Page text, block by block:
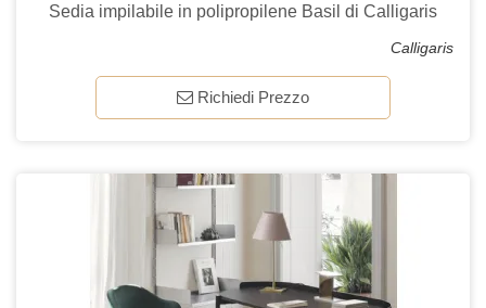
Sedia impilabile in polipropilene Basil di Calligaris
Calligaris
Richiedi Prezzo